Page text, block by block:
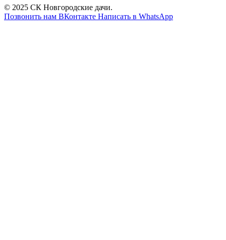
© 2025 СК Новгородские дачи.
Позвонить нам ВКонтакте Написать в WhatsApp